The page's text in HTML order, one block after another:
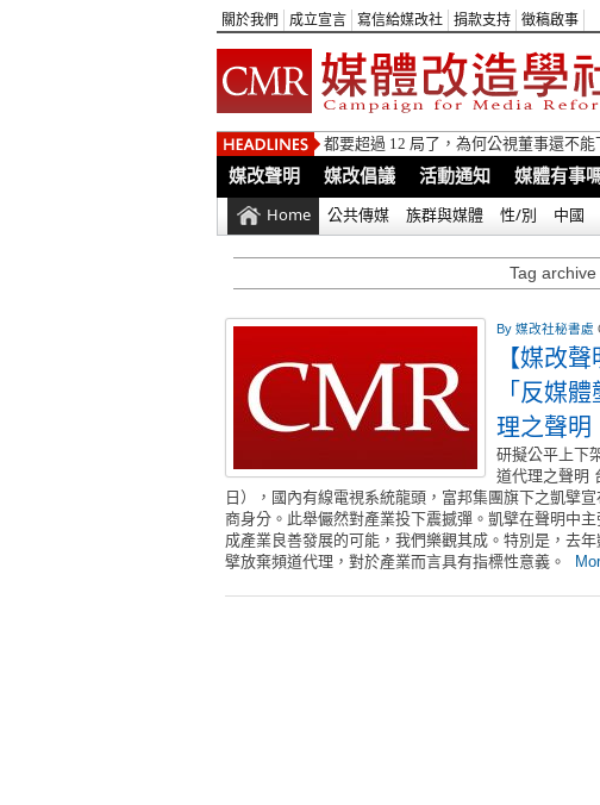
關於我們 成立宣言 寫信給媒改社 捐款支持 徵稿啟事
都要超過 12 局了，為何公視董事還不
媒改聲明 媒改倡議 活動通知 媒體有事
Home 公共傳媒 族群與媒體 性/別 中國
Tag archive
By 媒改社秘書處
【媒改
「反媒
理之聲明
研擬公平上下
道代理之聲明
日），國內有線電視系統龍頭，富邦集團旗下之凱擘
商身分。此舉儼然對產業投下震撼彈。凱擘在聲明中
成產業良善發展的可能，我們樂觀其成。特別是，去
擘放棄頻道代理，對於產業而言具有指標性意義。